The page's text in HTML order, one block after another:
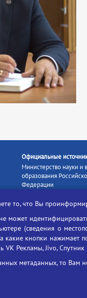
Официальные
Министерство науки и
образования
Федерации
Портал «Российское
образование»
Единое окно
ресурсов
Единая коллекция
образовательных
то, что Вы
(сведения о
какие кнопки нажимает
VK Рекламы, Jivo, Спутник
метаданных, то Вам